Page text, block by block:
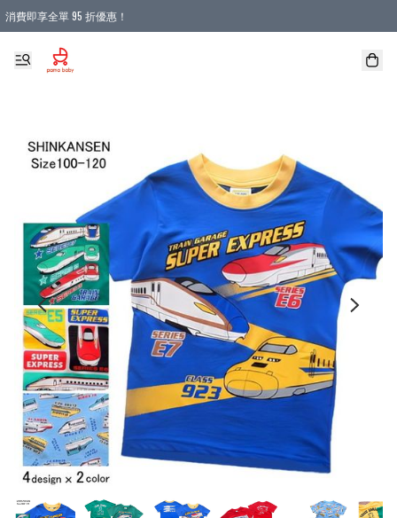
消費即享全單 95 折優惠！
購物滿 HKD 900.00即享免運費優惠！（適用於 本地送貨、本地取貨 )